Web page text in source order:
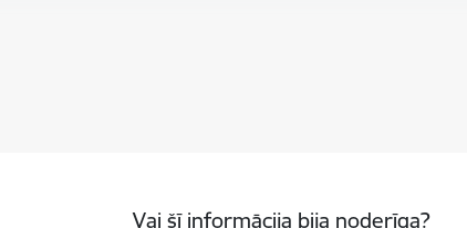
Vai šī informācija bija noderīga?